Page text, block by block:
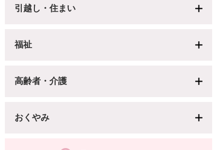
引越し・住まい
福祉
高齢者・介護
おくやみ